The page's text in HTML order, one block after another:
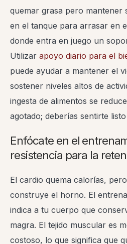
quemar grasa pero mantener
en el tanque para arrasar en
donde entra en juego un
Utilizar apoyo diario para el
puede ayudar a mantener el
sostener niveles altos de
ingesta de alimentos se
agotado; deberías sentirte
Enfócate en el
resistencia para la
El cardio quema calorías,
construye el horno. El
indica a tu cuerpo que
magra. El tejido muscular es
costoso, lo que significa que